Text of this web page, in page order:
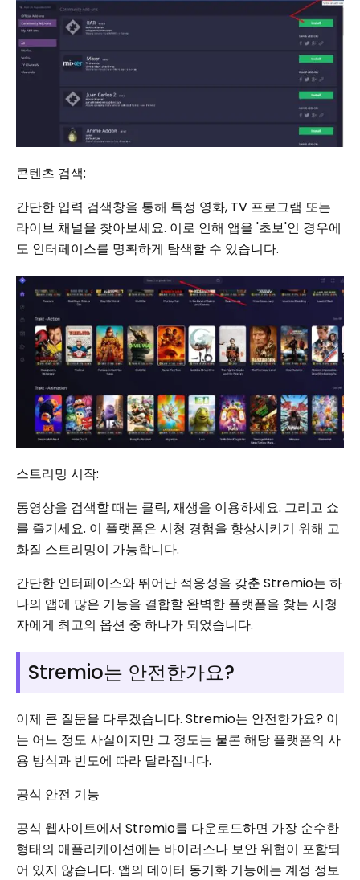
콘텐츠 검색:
간단한 입력 검색창을 통해 특정 영화, TV 프로그램 또는
라이브 채널을 찾아보세요. 이로 인해 앱을 '초보'인 경우에
도 인터페이스를 명확하게 탐색할 수 있습니다.
스트리밍 시작:
동영상을 검색할 때는 클릭, 재생을 이용하세요. 그리고 쇼
를 즐기세요. 이 플랫폼은 시청 경험을 향상시키기 위해 고
화질 스트리밍이 가능합니다.
간단한 인터페이스와 뛰어난 적응성을 갖춘 Stremio는 하
나의 앱에 많은 기능을 결합할 완벽한 플랫폼을 찾는 시청
자에게 최고의 옵션 중 하나가 되었습니다.
Stremio는 안전한가요?
이제 큰 질문을 다루겠습니다. Stremio는 안전한가요? 이
는 어느 정도 사실이지만 그 정도는 물론 해당 플랫폼의 사
용 방식과 빈도에 따라 달라집니다.
공식 안전 기능
공식 웹사이트에서 Stremio를 다운로드하면 가장 순수한
형태의 애플리케이션에는 바이러스나 보안 위협이 포함되
어 있지 않습니다. 앱의 데이터 동기화 기능에는 계정 정보